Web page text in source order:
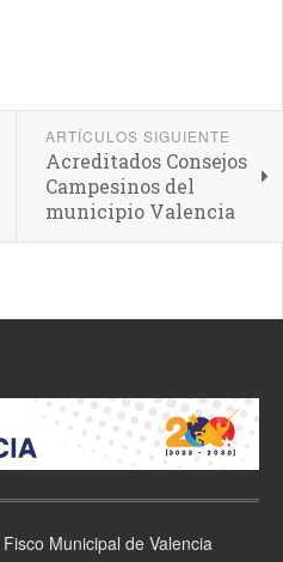
ARTÍCULOS SIGUIENTE
Acreditados Consejos
Campesinos del
municipio Valencia
Fisco Municipal de Valencia